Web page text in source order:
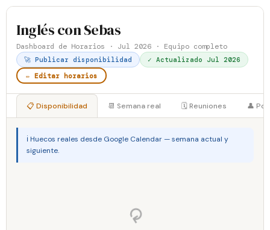
Inglés con Sebas
Dashboard de Horarios · Jul 2026 · Equipo completo
🚀 Publicar disponibilidad
✓ Actualizado Jul 2026
✏️ Editar horarios
📋 Disponibilidad 📆 Semana real 🗓 Reuniones 👤
ℹ️ Huecos reales desde Google Calendar — semana actual y
siguiente.
⟳